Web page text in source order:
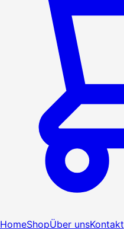
HomeShopÜber unsKontakt